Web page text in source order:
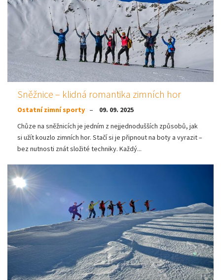
Sněžnice – klidná romantika zimních hor
Ostatní zimní sporty
09. 09. 2025
Chůze na sněžnicích je jedním z nejjednodušších způsobů, jak
si užít kouzlo zimních hor. Stačí si je připnout na boty a vyrazit –
bez nutnosti znát složité techniky. Každý...